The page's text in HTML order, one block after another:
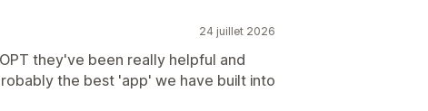
24 juillet 2026
they've been really helpful and
the best 'app' we have built into